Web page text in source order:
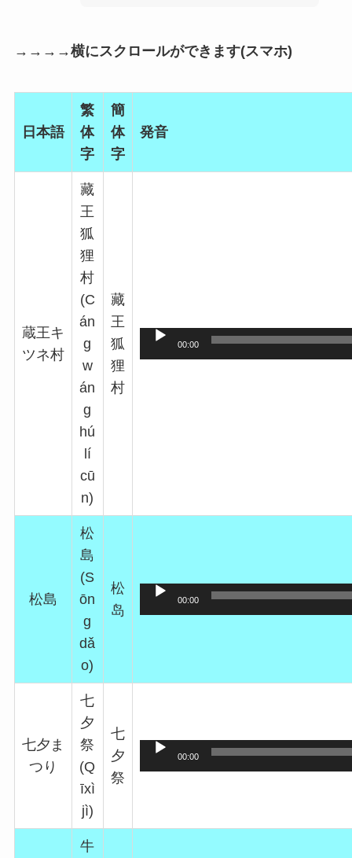
→→→→横にスクロールができます(スマホ)
日本語
繁
体
字
簡
体
字
発音
蔵王キ
ツネ村
藏
王
狐
狸
村
(C
án
g
w
án
g
hú
lí
cū
n)
藏
王
狐
狸
村
声
00:00
松島
松
島
(S
ōn
g
dǎ
o)
松
岛
00:00
七夕ま
つり
七
夕
祭
(Q
īxì
jì)
七
夕
祭
00:00
牛